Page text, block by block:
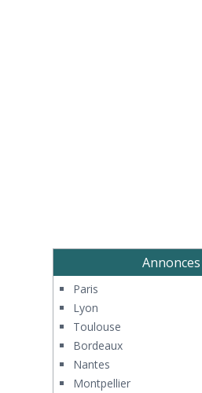
Annonces
Paris
Lyon
Toulouse
Bordeaux
Nantes
Montpellier